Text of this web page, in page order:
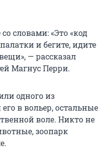
словами: «Это «код
и бегите, идите
— рассказал
Магнус Перри.
одного из
в вольер, остальные
воле. Никто не
зоопарк